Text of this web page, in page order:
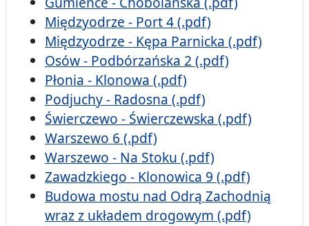
Międzyodrze - Port 4 (.pdf)
Międzyodrze - Kępa Parnicka (.pdf)
Osów - Podbórzańska 2 (.pdf)
Płonia - Klonowa (.pdf)
Podjuchy - Radosna (.pdf)
Świerczewo - Świerczewska (.pdf)
Warszewo 6 (.pdf)
Warszewo - Na Stoku (.pdf)
Zawadzkiego - Klonowica 9 (.pdf)
Budowa mostu nad Odrą Zachodnią
wraz z układem drogowym (.pdf)